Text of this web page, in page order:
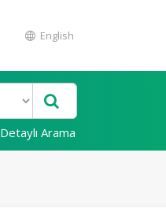
English
Detaylı Arama